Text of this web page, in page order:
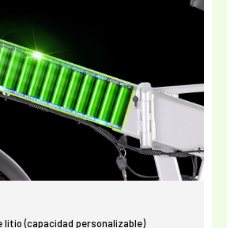
litio (capacidad personalizable)